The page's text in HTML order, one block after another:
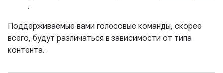
.
Поддерживаемые вами голосовые команды, скорее
всего, будут различаться в зависимости от типа
контента.